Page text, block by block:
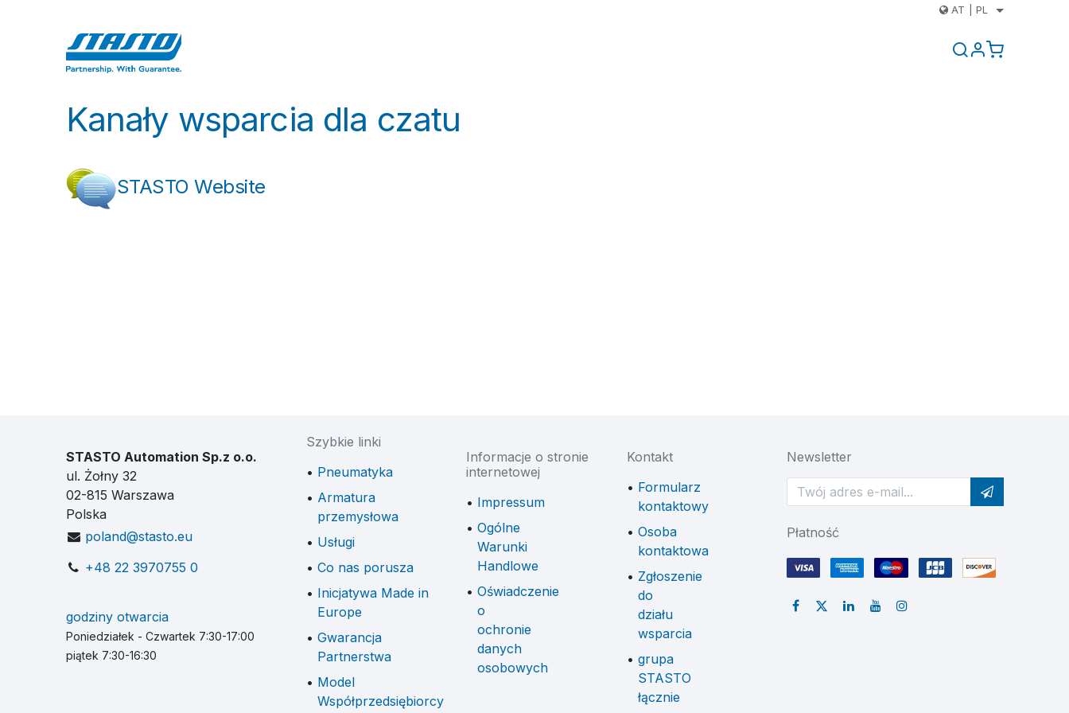
AT PL
Kanały wsparcia dla czatu
STASTO Website
STASTO Automation Sp.z o.o.
ul. Żołny 32
02-815 Warszawa
Polska
poland@stasto.eu
+48 22 3970755 0
godziny otwarcia
Poniedziałek - Czwartek 7:30-17:00
piątek 7:30-16:30
Szybkie linki
Pneumatyka
Armatura
przemysłowa
Usługi
Co nas porusza
Inicjatywa Made in
Europe
Gwarancja
Partnerstwa
Model
Współprzedsiębiorcy
Informacje o stronie
internetowej
Impressum
Ogólne
Warunki
Handlowe
Oświadczenie
o
ochronie
danych
osobowych
Kontakt
Formularz
kontaktowy
Osoba
kontaktowa
Zgłoszenie
do
działu
wsparcia
grupa
STASTO
łącznie
Newsletter
Płatność